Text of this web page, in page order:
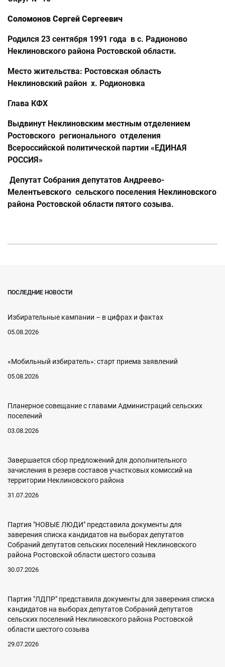
Соломонов Сергей Сергеевич
Родился 23 сентября 1991 года в с. Радионово
Неклиновского района Ростовской области.
Место жительства: Ростовская область
Неклиновский район х. Родионовка
Глава КФХ
Выдвинут Неклиновским местным отделением
Ростовского регионального отделения
Всероссийской политической партии «ЕДИНАЯ
РОССИЯ»
Депутат Собрания депутатов Андреево-
Мелентьевского сельского поселения Неклиновского
района Ростовской области пятого созыва.
ПОСЛЕДНИЕ НОВОСТИ
Избирательные кампании – в цифрах и фактах
05.08.2026
«Мобильный избиратель»: старт приема заявлений
05.08.2026
Планерное совещание с главами Администраций сельских
поселений
03.08.2026
Завершается сбор предложений для дополнительного
зачисления в резерв составов участковых комиссий на
территории Неклиновского района
31.07.2026
Партия "НОВЫЕ ЛЮДИ" представила документы для
заверения списка кандидатов на выборах депутатов
Собраний депутатов сельских поселений Неклиновского
района Ростовской области шестого созыва
30.07.2026
Партия "ЛДПР" представила документы для заверения списка
кандидатов на выборах депутатов Собраний депутатов
сельских поселений Неклиновского района Ростовской
области шестого созыва
29.07.2026